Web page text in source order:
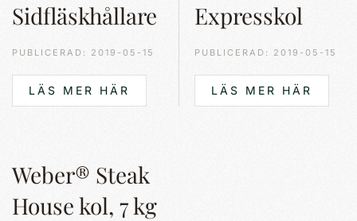
Sidfläskhållare
PUBLICERAD: 2019-05-15
LÄS MER HÄR
Expresskol
PUBLICERAD: 2019-05-15
LÄS MER HÄR
Weber® Steak
House kol, 7 kg